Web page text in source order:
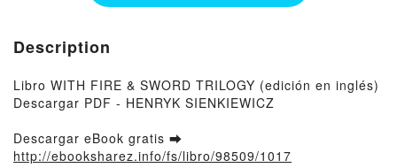
Description
Libro WITH FIRE & SWORD TRILOGY (edición en inglés)
Descargar PDF - HENRYK SIENKIEWICZ
Descargar eBook gratis ➡
http://ebooksharez.info/fs/libro/98509/1017